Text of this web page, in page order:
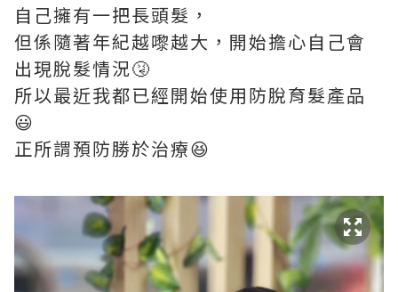
自己擁有一把長頭髮，
但係隨著年紀越嚟越大，開始擔心自己會
出現脫髮情況🤧
所以最近我都已經開始使用防脫育髮產品
😃
正所謂預防勝於治療😆